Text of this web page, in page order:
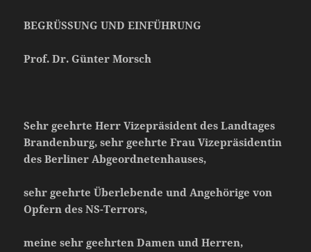
BEGRÜSSUNG UND EINFÜHRUNG
Prof. Dr. Günter Morsch
Sehr geehrte Herr Vizepräsident des Landtages
Brandenburg, sehr geehrte Frau Vizepräsidentin
des Berliner Abgeordnetenhauses,
sehr geehrte Überlebende und Angehörige von
Opfern des NS-Terrors,
meine sehr geehrten Damen und Herren,